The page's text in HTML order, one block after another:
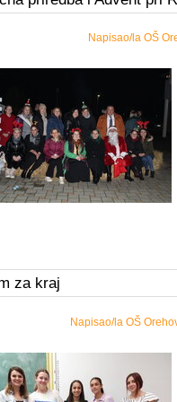
Napisao/la OŠ
za kraj
Napisao/la OŠ